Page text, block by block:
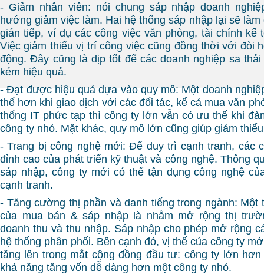
- Giảm nhân viên: nói chung sáp nhập doanh
hướng giảm việc làm. Hai hệ thống sáp nhập lại sẽ
gián tiếp, ví dụ các công việc văn phòng, tài chính kế
Việc giảm thiểu vị trí công việc cũng đồng thời với đòi
động. Đây cũng là dịp tốt để các doanh nghiệp sa
kém hiệu quả.
- Đạt được hiệu quả dựa vào quy mô: Một doanh
thế hơn khi giao dịch với các đối tác, kể cả mua văn
thống IT phức tạp thì công ty lớn vẫn có ưu thế khi
công ty nhỏ. Mặt khác, quy mô lớn cũng giúp giảm
- Trang bị công nghệ mới: Để duy trì cạnh tranh, các
đỉnh cao của phát triển kỹ thuật và công nghệ. Thông
sáp nhập, công ty mới có thể tận dụng công nghệ
cạnh tranh.
- Tăng cường thị phần và danh tiếng trong ngành: Một
của mua bán & sáp nhập là nhằm mở rộng thị
doanh thu và thu nhập. Sáp nhập cho phép mở rộng
hệ thống phân phối. Bên cạnh đó, vị thế của công ty
tăng lên trong mắt cộng đồng đầu tư: công ty lớn
khả năng tăng vốn dễ dàng hơn một công ty nhỏ.